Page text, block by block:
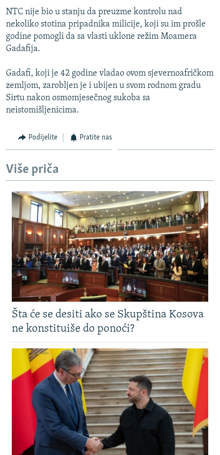
SVE KARTE DEJTONA
NASTANAK I RASPAD JUGOSLAVIJE
NTC nije bio u stanju da preuzme kontrolu nad
nekoliko stotina pripadnika milicije, koji su im prošle
godine pomogli da sa vlasti uklone režim Moamera
Gadafija.
Gadafi, koji je 42 godine vladao ovom sjevernoafričkom
zemljom, zarobljen je i ubijen u svom rodnom gradu
Sirtu nakon osmomjesečnog sukoba sa
neistomišljenicima.
Podijelite Pratite nas
Više priča
Šta će se desiti ako se Skupština Kosova
ne konstituiše do ponoći?